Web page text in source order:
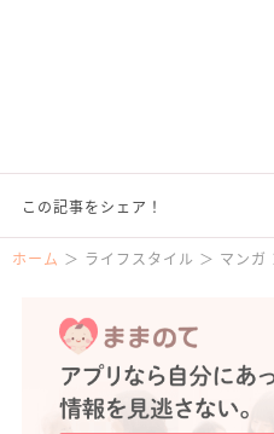
この記事をシェア！
ホーム ライフスタイル マンガ